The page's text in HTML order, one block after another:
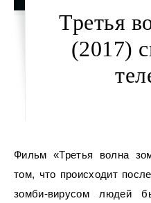
Третья
(2017)
Фильм «Третья волна зомби» (2017) рассказывает о
том, что происходит
зомби-вирусом людей